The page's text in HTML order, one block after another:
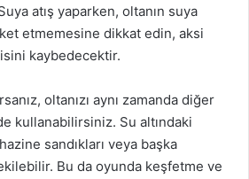
atış yaparken, oltanın suya
etmemesine dikkat edin, aksi
kaybedecektir.
oltanızı aynı zamanda diğer
kullanabilirsiniz. Su altındaki
sandıkları veya başka
Bu da oyunda keşfetme ve